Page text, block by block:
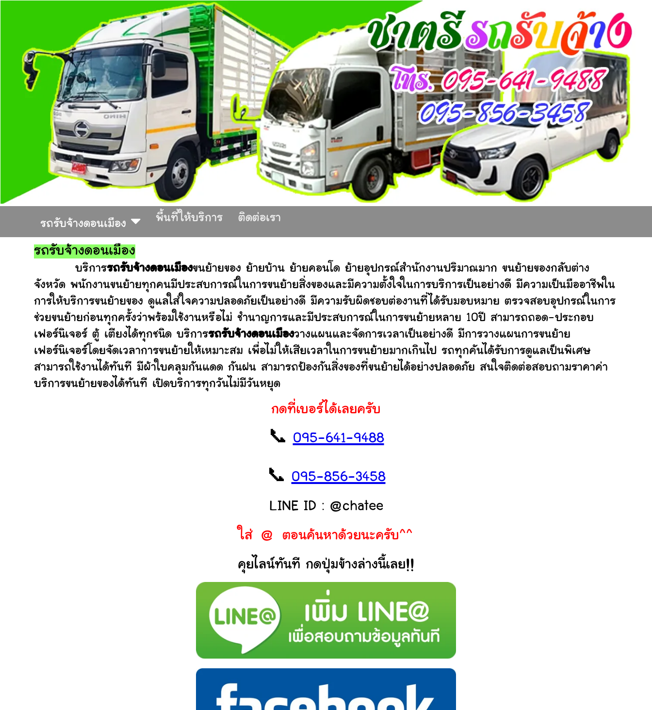
รถรับจ้างดอนเมือง
พื้นที่ให้บริการ ติดต่อเรา
รถรับจ้างดอนเมือง
บริการรถรับจ้างดอนเมืองขนย้ายของ ย้ายบ้าน ย้ายคอนโด ย้ายอุปกรณ์สำนักงานปริมาณมาก ขนย้ายของกลับต่าง
จังหวัด พนักงานขนย้ายทุกคนมีประสบการณ์ในการขนย้ายสิ่งของและมีความตั้งใจในการบริการเป็นอย่างดี มีความเป็นมืออาชีพใน
การให้บริการขนย้ายของ ดูแลใส่ใจความปลอดภัยเป็นอย่างดี มีความรับผิดชอบต่องานที่ได้รับมอบหมาย ตรวจสอบอุปกรณ์ในการ
ช่วยขนย้ายก่อนทุกครั้งว่าพร้อมใช้งานหรือไม่ ชำนาญการและมีประสบการณ์ในการขนย้ายหลาย 10ปี สามารถถอด-ประกอบ
เฟอร์นิเจอร์ ตู้ เตียงได้ทุกชนิด บริการรถรับจ้างดอนเมืองวางแผนและจัดการเวลาเป็นอย่างดี มีการวางแผนการขนย้าย
เฟอร์นิเจอร์โดยจัดเวลาการขนย้ายให้เหมาะสม เพื่อไม่ให้เสียเวลาในการขนย้ายมากเกินไป รถทุกคันได้รับการดูแลเป็นพิเศษ
สามารถใช้งานได้ทันที มีผ้าใบคลุมกันแดด กันฝน สามารถป้องกันสิ่งของที่ขนย้ายได้อย่างปลอดภัย สนใจติดต่อสอบถามราคาค่า
บริการขนย้ายของได้ทันที เปิดบริการทุกวันไม่มีวันหยุด
กดที่เบอร์ได้เลยครับ
📞 095-641-9488
📞 095-856-3458
LINE ID : @chatee
ใส่ @ ตอนค้นหาด้วยนะครับ^^
คุยไลน์ทันที กดปุ่มข้างล่างนี้เลย!!